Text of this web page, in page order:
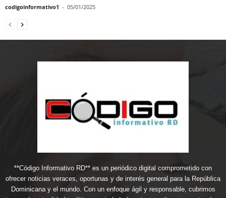
codigoinformativo1 - 05/01/2025
**Código Informativo RD** es un periódico digital comprometido con
ofrecer noticias veraces, oportunas y de interés general para la República
Dominicana y el mundo. Con un enfoque ágil y responsable, cubrimos